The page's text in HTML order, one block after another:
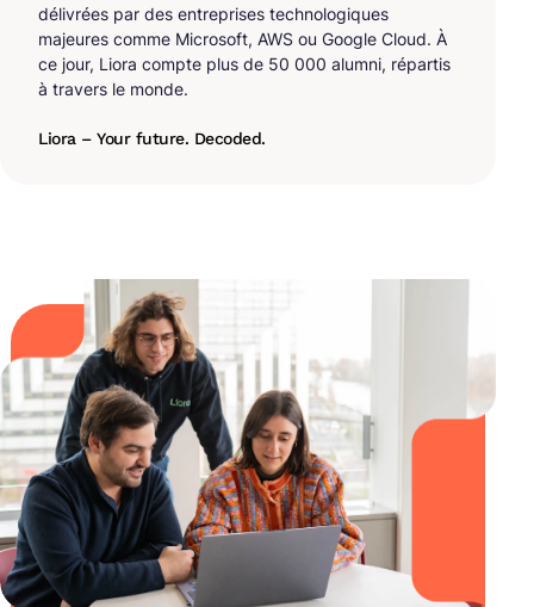
délivrées par des entreprises technologiques
majeures comme Microsoft, AWS ou Google Cloud. À
ce jour, Liora compte plus de 50 000 alumni, répartis
à travers le monde.
Liora – Your future. Decoded.